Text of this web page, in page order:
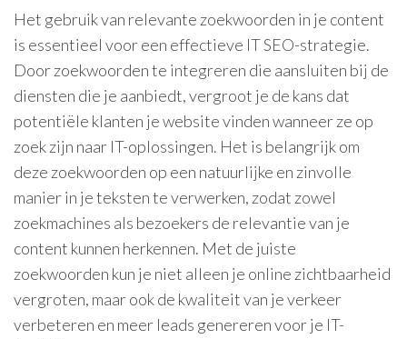
Het gebruik van relevante zoekwoorden in je content
is essentieel voor een effectieve IT SEO-strategie.
Door zoekwoorden te integreren die aansluiten bij de
diensten die je aanbiedt, vergroot je de kans dat
potentiële klanten je website vinden wanneer ze op
zoek zijn naar IT-oplossingen. Het is belangrijk om
deze zoekwoorden op een natuurlijke en zinvolle
manier in je teksten te verwerken, zodat zowel
zoekmachines als bezoekers de relevantie van je
content kunnen herkennen. Met de juiste
zoekwoorden kun je niet alleen je online zichtbaarheid
vergroten, maar ook de kwaliteit van je verkeer
verbeteren en meer leads genereren voor je IT-